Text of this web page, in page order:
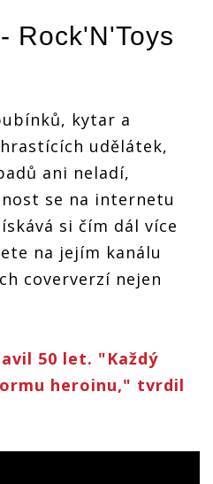
Rock'N'Toys
kytar a
udělátek,
ani neladí,
se na internetu
si čím dál více
na jejím kanálu
coververzí nejen
50 let. "Každý
heroinu," tvrdil